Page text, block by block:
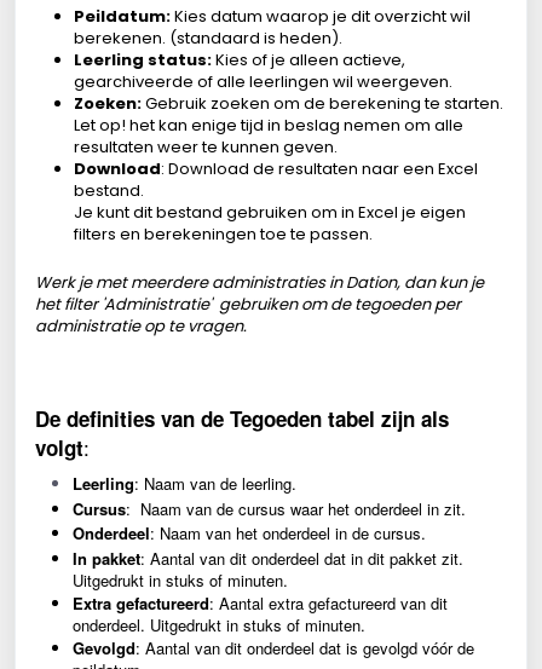
Peildatum:Kies datum waarop je dit overzicht wil
berekenen. (standaard is heden).
Leerling status:Kies of je alleen actieve,
gearchiveerde of alle leerlingen wil weergeven.
Zoeken:Gebruik zoeken om de berekening te starten.
Let op! het kan enige tijd in beslag nemen om alle
resultaten weer te kunnen geven.
Download: Download de resultaten naar een Excel
bestand.
Je kunt dit bestand gebruiken om in Excel je eigen
filters en berekeningen toe te passen.
Werk je met meerdere administraties in Dation, dan kun je
het filter 'Administratie' gebruiken om de tegoeden per
administratie op te vragen.
De definities van de Tegoeden tabel zijn als
volgt:
Leerling: Naam van de leerling.
Cursus:  Naam van de cursus waar het onderdeel in zit.
Onderdeel: Naam van het onderdeel in de cursus.
In pakket: Aantal van dit onderdeel dat in dit pakket zit.
Uitgedrukt in stuks of minuten.
Extra gefactureerd: Aantal extra gefactureerd van dit
onderdeel. Uitgedrukt in stuks of minuten.
Gevolgd: Aantal van dit onderdeel dat is gevolgd vóór de